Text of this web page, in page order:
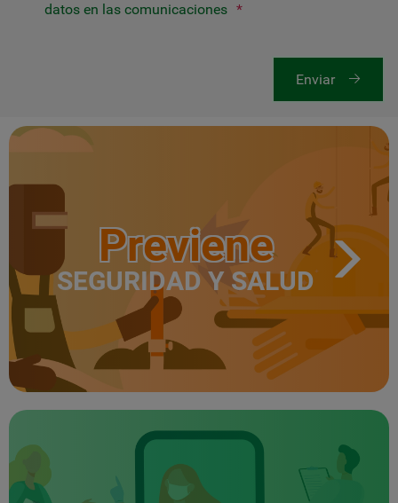
datos en las comunicaciones *
Enviar
Previene
SEGURIDAD Y SALUD